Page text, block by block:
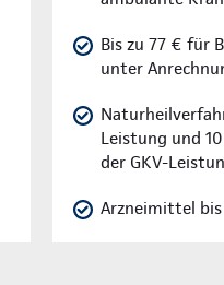
Bis zu 77 € für
unter
Leistung und
der GKV-
Arzneimittel